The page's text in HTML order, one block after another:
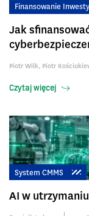
Finansowanie
Jak
Piotr Wilk, Piotr
Czytaj więcej
System CMMS
AI w